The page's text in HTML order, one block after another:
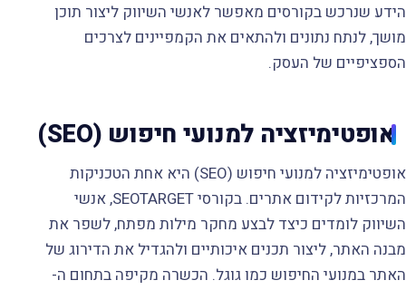
הידע שנרכש בקורסים מאפשר לאנשי השיווק ליצור תוכן
מושך, לנתח נתונים ולהתאים את הקמפיינים לצרכים
הספציפיים של העסק.
אופטימיזציה למנועי חיפוש (SEO)
אופטימיזציה למנועי חיפוש (SEO) היא אחת הטכניקות
המרכזיות לקידום אתרים. בקורסי SEOTARGET, אנשי
השיווק לומדים כיצד לבצע מחקר מילות מפתח, לשפר את
מבנה האתר, ליצור תכנים איכותיים ולהגדיל את הדירוג של
האתר במנועי החיפוש כמו גוגל. הכשרה מקיפה בתחום ה-